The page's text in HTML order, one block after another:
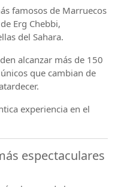
famosos de Marruecos
Erg Chebbi,
del Sahara.
alcanzar más de 150
que cambian de
experiencia en el
espectaculares